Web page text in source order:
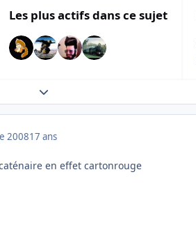
Les plus actifs dans ce sujet
Expand topic overview
200817 ans
en effet cartonrouge